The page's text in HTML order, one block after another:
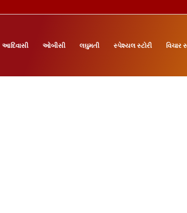
આદિવાસી ઓબીસી લઘુમતી સ્પેશ્યલ સ્ટોરી વિચાર